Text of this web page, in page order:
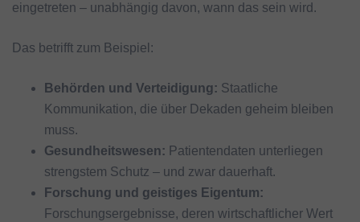
eingetreten – unabhängig davon, wann das sein wird.
Das betrifft zum Beispiel:
Behörden und Verteidigung: Staatliche
Kommunikation, die über Dekaden geheim bleiben
muss.
Gesundheitswesen: Patientendaten unterliegen
strengstem Schutz – und zwar dauerhaft.
Forschung und geistiges Eigentum:
Forschungsergebnisse, deren wirtschaftlicher Wert